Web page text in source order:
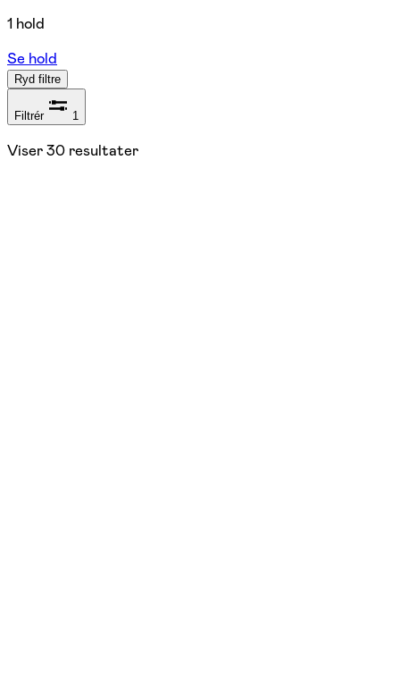
1 hold
Se hold
Ryd filtre
Filtrér 1
Viser30 resultater